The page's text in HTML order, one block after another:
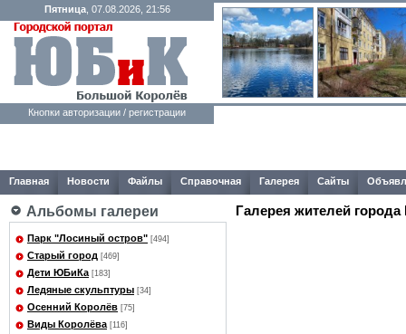
Пятница, 07.08.2026, 21:56
Кнопки авторизации / регистрации
Главная Новости Файлы Справочная Галерея Сайты
Альбомы галереи
Парк "Лосиный остров" [494]
Старый город [469]
Дети ЮБиКа [183]
Ледяные скульптуры [34]
Осенний Королёв [75]
Виды Королёва [116]
Галерея жителей города